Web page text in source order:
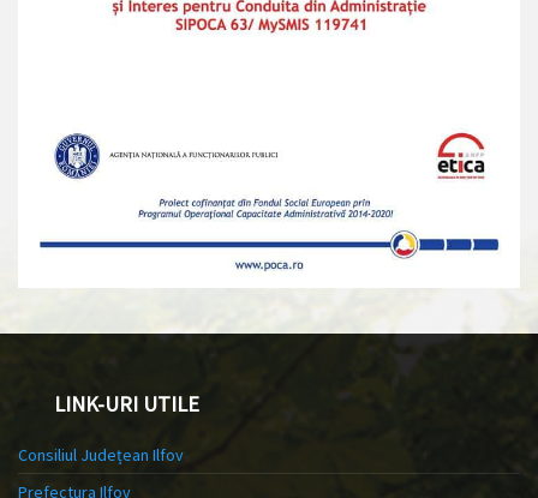
LINK-URI UTILE
Consiliul Județean Ilfov
Prefectura Ilfov